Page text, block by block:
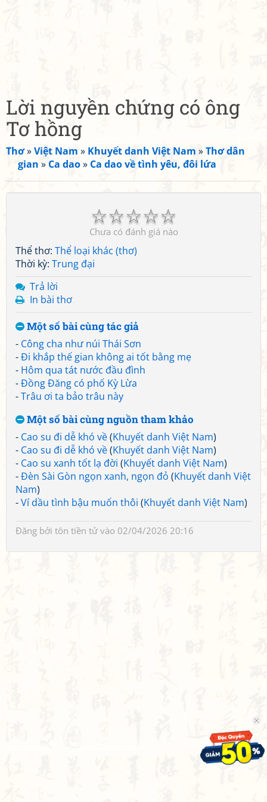
Lời nguyền chứng có ông
Tơ hồng
Thơ»Việt Nam » Khuyết danh Việt Nam »Thơ dân
gian » Ca dao» Ca dao về tình yêu, đôi lứa
☆
☆
☆
☆
☆
Chưa có đánh giá nào
Thể thơ: Thể loại khác (thơ)
Thời kỳ: Trung đại
Trả lời
In bài thơ
Một số bài cùng tác giả
- Công cha như núi Thái Sơn
-Đi khắp thế gian không ai tốt bằng mẹ
- Hôm qua tát nước đầu đình
-Đồng Đăng có phố Kỳ Lừa
-Trâu ơi ta bảo trâu này
Một số bài cùng nguồn tham khảo
- Cao su đi dễ khó về(Khuyết danh Việt Nam)
- Cao su đi dễ khó về(Khuyết danh Việt Nam)
- Cao su xanh tốt lạ đời (Khuyết danh Việt Nam)
-Đèn Sài Gòn ngọn xanh, ngọn đỏ (Khuyết danh Việt
Nam)
-Ví dầu tình bậu muốn thôi (Khuyết danh Việt Nam)
Đăng bởi tôn tiền tửvào 02/04/2026 20:16